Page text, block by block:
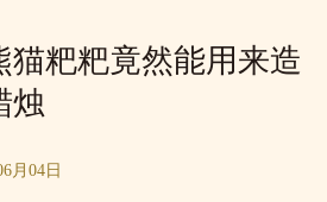
猫粑粑竟然能用来造
烛
月04日